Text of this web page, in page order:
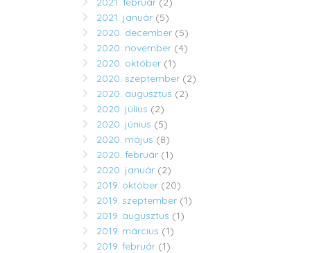
2021. január(5)
2020. december(5)
2020. november(4)
2020. október(1)
2020. szeptember(2)
2020. augusztus (2)
2020. július (2)
2020. június (5)
2020. május (8)
2020. február(1)
2020. január(2)
2019. október(20)
2019. szeptember(1)
2019. augusztus (1)
2019. március (1)
2019. február(1)